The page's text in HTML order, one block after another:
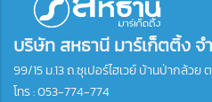
บริษัท สหธานี มาร์เก็ตติ้ง จ
99/15 ม.13 ถ.ซุเปอร์ไฮเวย์ บ้านป่ากล้วย
โทร :053-774-774